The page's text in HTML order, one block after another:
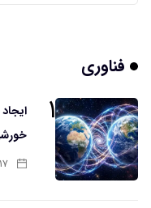
فناوری
۱